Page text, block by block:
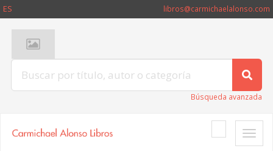
ES libros@carmichaelalonso.com
Búsqueda avanzada
Toggle